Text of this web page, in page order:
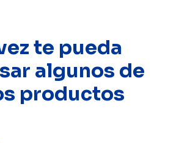
te pueda
algunos de
productos